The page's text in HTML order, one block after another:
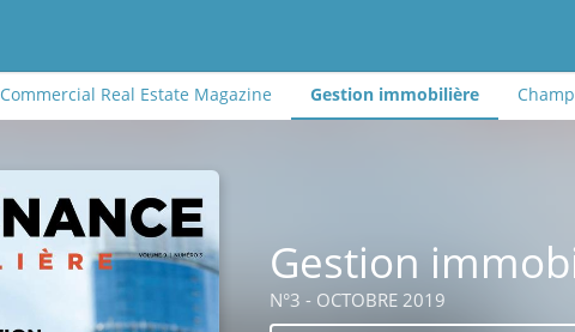
Commercial Real Estate Magazine Gestion immobilière
Gestion
N°3 - OCTOBRE 2019